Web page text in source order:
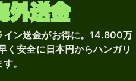
外送金
イン送金がお得に。14.800万
く安全に日本円からハンガリ
。